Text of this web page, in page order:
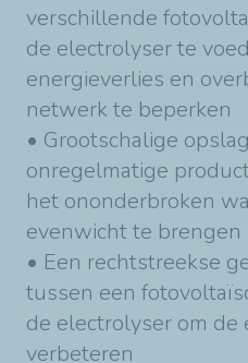
verschillende
de electrolyser te
energieverlies en
netwerk te beperken
• Grootschalige
onregelmatige
het ononderbroken
evenwicht te brengen
• Een rechtstreekse
tussen een
de electrolyser om de
verbeteren